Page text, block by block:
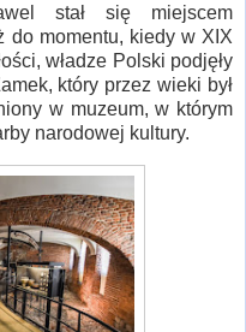
stał się miejscem
do momentu, kiedy w XIX
władze Polski podjęły
który przez wieki był
w muzeum, w którym
narodowej kultury.